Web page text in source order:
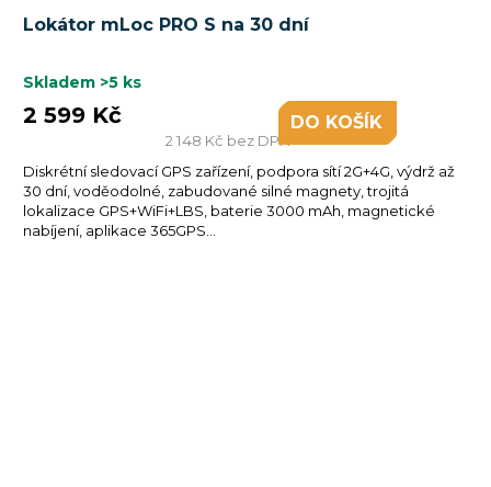
Lokátor mLoc PRO S na 30 dní
Skladem >5 ks
2 148 Kč bez DPH
2 599 Kč DO KOŠÍKU
Diskrétní sledovací GPS zařízení, podpora sítí 2G+4G, výdrž až
30 dní, voděodolné, zabudované silné magnety, trojitá
lokalizace GPS+WiFi+LBS, baterie 3000 mAh, magnetické
nabíjení, aplikace 365GPS...